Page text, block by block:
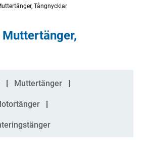
Tångnycklar
Muttertänger